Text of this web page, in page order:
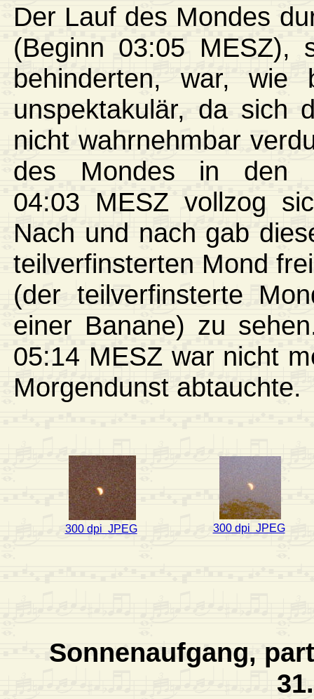
Der Lauf des Mondes
(Beginn 03:05 MESZ),
behinderten, war, wie
unspektakulär, da sich
nicht wahrnehmbar
des Mondes in den
04:03 MESZ vollzog
Nach und nach gab
teilverfinsterten Mond
(der teilverfinsterte
einer Banane) zu
05:14 MESZ war nicht
Morgendunst abtauchte.
300 dpi JPEG 300 dpi JPEG
Sonnenaufgang,